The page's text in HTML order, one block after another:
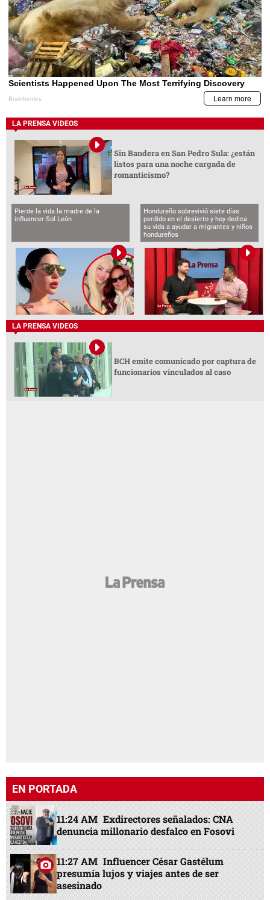
LA PRENSA VIDEOS
Sin Bandera en San Pedro Sula: ¿están
listos para una noche cargada de
romanticismo?
Pierde la vida la madre de la
influencer Sol León
Hondureño sobrevivió siete días
perdido en el desierto y hoy dedica
su vida a ayudar a migrantes y niños
hondureños
LA PRENSA VIDEOS
BCH emite comunicado por captura de
funcionarios vinculados al caso
EN PORTADA
11:24 AM Exdirectores señalados: CNA
denuncia millonario desfalco en Fosovi
11:27 AM Influencer César Gastélum
presumía lujos y viajes antes de ser
asesinado